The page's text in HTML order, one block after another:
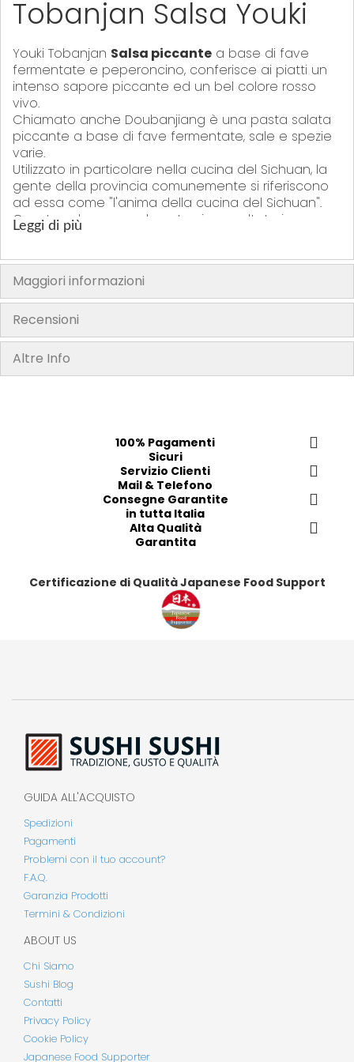
Tobanjan Salsa Youki
Youki Tobanjan Salsa piccante a base di fave
fermentate e peperoncino, conferisce ai piatti un
intenso sapore piccante ed un bel colore rosso
vivo.
Chiamato anche Doubanjiang è una pasta salata
piccante a base di fave fermentate, sale e spezie
varie.
Utilizzato in particolare nella cucina del Sichuan, la
gente della provincia comunemente si riferiscono
ad essa come "l'anima della cucina del Sichuan".
Questa salsa generalmente viene saltata in
padella con l'olio e mangiato con riso o pasta
principale per piatti a base di tofu fritto, insalate
fredde con tofu, o con spaghetti istantanei.
Nella cucina coreana, una forma simile di pasta di
fagioli è chiamato doenjang .
"La confezione del prodotto può contenere informazioni diverse
rispetto a quelle mostrate sul nostro sito. Si prega di leggere sempre
l’etichetta, gli avvertimenti e le istruzioni fornite sul prodotto prima di
Leggi di più
Maggiori informazioni
Recensioni
Altre Info
100% Pagamenti
Sicuri
Servizio Clienti
Mail & Telefono
Consegne Garantite
in tutta Italia
Alta Qualità
Garantita
Certificazione di Qualità Japanese Food Support
GUIDA ALL'ACQUISTO
Spedizioni
Pagamenti
Problemi con il tuo account?
F.A.Q.
Garanzia Prodotti
Termini & Condizioni
ABOUT US
Chi Siamo
Sushi Blog
Contatti
Privacy Policy
Cookie Policy
Japanese Food Supporter